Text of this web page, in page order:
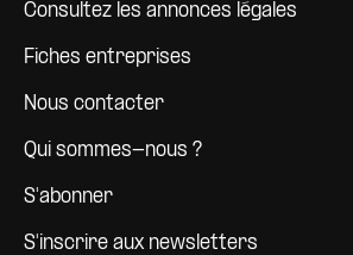
Consultez les annonces légales
Fiches entreprises
Nous contacter
Qui sommes-nous ?
S'abonner
S'inscrire aux newsletters